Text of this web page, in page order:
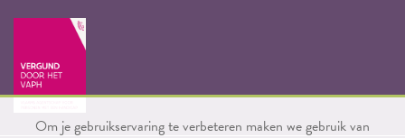
Om je gebruikservaring te verbeteren maken we gebruik van